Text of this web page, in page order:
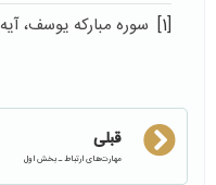
[1] سوره مبارکه یوسف، آیه 95
قبلی
مهارت‌های ارتباط ـ بخش اول